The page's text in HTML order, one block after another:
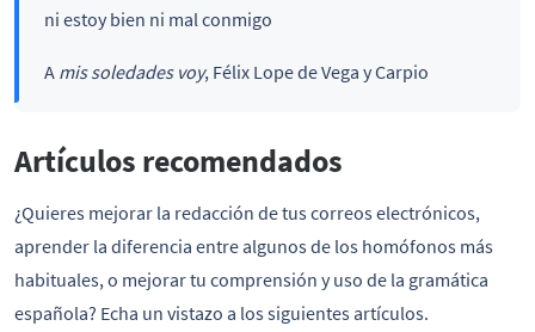
ni estoy bien ni mal conmigo
A mis soledades voy, Félix Lope de Vega y Carpio
Artículos recomendados
¿Quieres mejorar la redacción de tus correos electrónicos,
aprender la diferencia entre algunos de los homófonos más
habituales, o mejorar tu comprensión y uso de la gramática
española? Echa un vistazo a los siguientes artículos.